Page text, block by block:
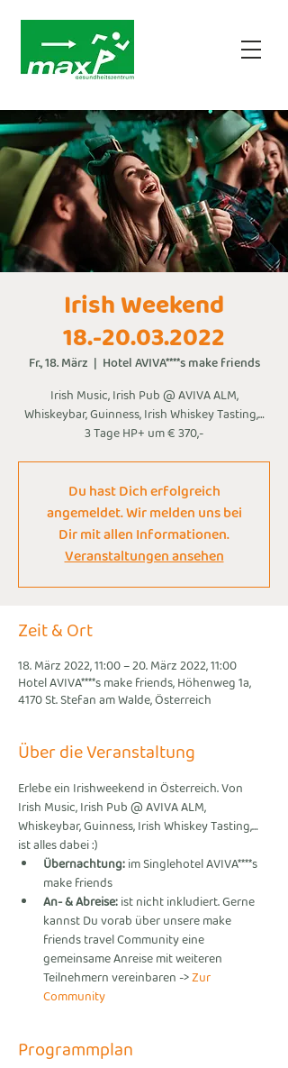
Irish Weekend
18.-20.03.2022
Fr., 18. März
  |
Hotel AVIVA****s make friends
Irish Music, Irish Pub @ AVIVA ALM,
Whiskeybar, Guinness, Irish Whiskey Tasting,…
3 Tage HP+ um € 370,-
Du hast Dich erfolgreich
angemeldet. Wir melden uns bei
Dir mit allen Informationen.
Veranstaltungen ansehen
Zeit & Ort
18. März 2022, 11:00 – 20. März 2022, 11:00
Hotel AVIVA****s make friends, Höhenweg 1a,
4170 St. Stefan am Walde, Österreich
Über die Veranstaltung
Erlebe ein Irishweekend in Österreich. Von
Irish Music, Irish Pub @ AVIVA ALM,
Whiskeybar, Guinness, Irish Whiskey Tasting,…
ist alles dabei :)
Übernachtung: im Singlehotel AVIVA****s
make friends
An- & Abreise: ist nicht inkludiert. Gerne
kannst Du vorab über unsere make
friends travel Community eine
gemeinsame Anreise mit weiteren
Teilnehmern vereinbaren -> Zur
Community
Programmplan